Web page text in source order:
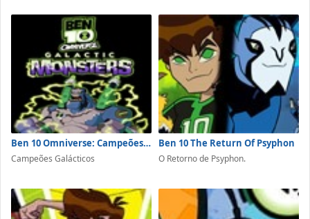
Ben 10 Omniverse: Campeões Galácticos
Campeões Galácticos
Ben 10 The Return Of Psyphon
O Retorno de Psyphon.